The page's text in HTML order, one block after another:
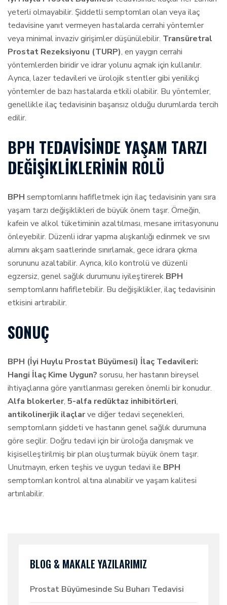
BLOG & MAKALE YAZILARIMIZ
Prostat Büyümesinde Su Buharı Tedavisi
yeterli olmayabilir. Şiddetli semptomları olan veya ilaç
tedavisine yanıt vermeyen hastalarda cerrahi yöntemler
veya minimal invaziv girişimler düşünülebilir. Transüretral
Prostat Rezeksiyonu (TURP), en yaygın cerrahi
yöntemlerden biridir ve idrar yolunu açmak için kullanılır.
Ayrıca, lazer tedavileri ve ürolojik stentler gibi yenilikçi
yöntemler de bazı hastalarda etkili olabilir. Bu yöntemler,
genellikle ilaç tedavisinin başarısız olduğu durumlarda tercih
edilir.
BPH TEDAVISINDE YAŞAM TARZI
DEĞIŞIKLIKLERININ ROLÜ
BPH semptomlarını hafifletmek için ilaç tedavisinin yanı sıra
yaşam tarzı değişiklikleri de büyük önem taşır. Örneğin,
kafein ve alkol tüketiminin azaltılması, mesane irritasyonunu
önleyebilir. Düzenli idrar yapma alışkanlığı edinmek ve sıvı
alımını akşam saatlerinde sınırlamak, gece idrara çıkma
sorununu azaltabilir. Ayrıca, kilo kontrolü ve düzenli
egzersiz, genel sağlık durumunu iyileştirerek BPH
semptomlarını hafifletebilir. Bu değişiklikler, ilaç tedavisinin
etkisini artırabilir.
SONUÇ
BPH (İyi Huylu Prostat Büyümesi) İlaç Tedavileri:
Hangi İlaç Kime Uygun? sorusu, her hastanın bireysel
ihtiyaçlarına göre yanıtlanması gereken önemli bir konudur.
Alfa blokerler, 5-alfa redüktaz inhibitörleri,
antikolinerjik ilaçlarve diğer tedavi seçenekleri,
semptomların şiddeti ve hastanın genel sağlık durumuna
göre seçilir. Doğru tedavi için bir üroloğa danışmak ve
kişiselleştirilmiş bir plan oluşturmak büyük önem taşır.
Unutmayın, erken teşhis ve uygun tedavi ile BPH
semptomları kontrol altına alınabilir ve yaşam kalitesi
artırılabilir.